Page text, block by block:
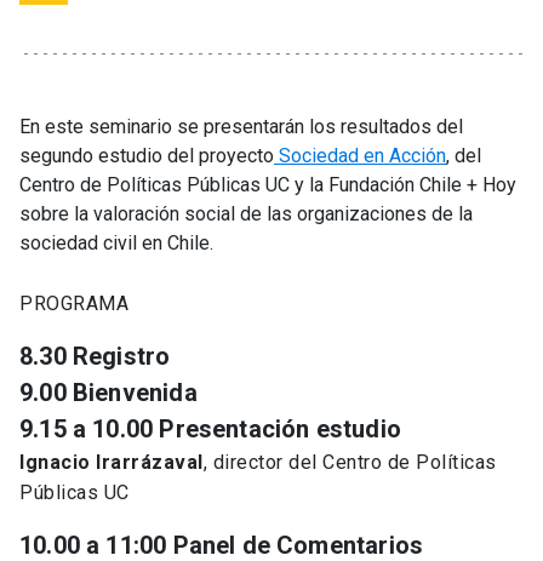
En este seminario se presentarán los resultados del
segundo estudio del proyecto Sociedad en Acción, del
Centro de Políticas Públicas UC y la Fundación Chile + Hoy
sobre la valoración social de las organizaciones de la
sociedad civil en Chile.
PROGRAMA
8.30 Registro
9.00 Bienvenida
9.15 a 10.00 Presentación estudio
Ignacio Irarrázaval, director del Centro de Políticas
Públicas UC
10.00 a 11:00 Panel de Comentarios